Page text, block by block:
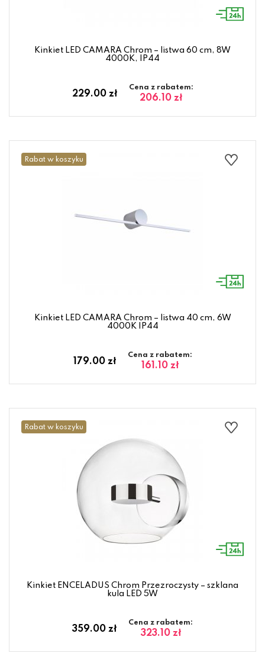
Kinkiet LED CAMARA Chrom – listwa 60 cm, 8W
4000K, IP44
229.00 zł
Cena z rabatem:
206.10 zł
Rabat w koszyku
Kinkiet LED CAMARA Chrom – listwa 40 cm, 6W
4000K IP44
179.00 zł
Cena z rabatem:
161.10 zł
Rabat w koszyku
Kinkiet ENCELADUS Chrom Przezroczysty – szklana
kula LED 5W
359.00 zł
Cena z rabatem:
323.10 zł